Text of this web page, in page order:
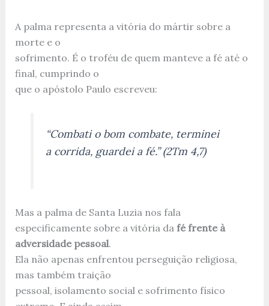
A palma representa a vitória do mártir sobre a
morte e o
sofrimento. É o troféu de quem manteve a fé até o
final, cumprindo o
que o apóstolo Paulo escreveu:
“Combati o bom combate, terminei
a corrida, guardei a fé.” (2Tm 4,7)
Mas a palma de Santa Luzia nos fala
especificamente sobre a vitória da fé frente à
adversidade pessoal.
Ela não apenas enfrentou perseguição religiosa,
mas também traição
pessoal, isolamento social e sofrimento físico